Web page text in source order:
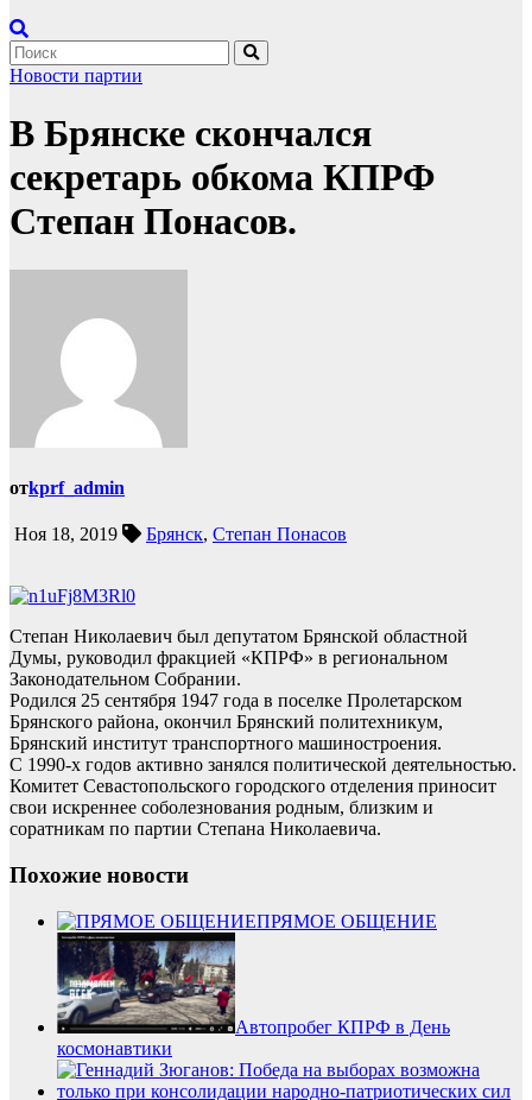
Новости партии
В Брянске скончался
секретарь обкома КПРФ
Степан Понасов.
отkprf_admin
Ноя 18, 2019 Брянск, Степан Понасов
Степан Николаевич был депутатом Брянской областной
Думы, руководил фракцией «КПРФ» в региональном
Законодательном Собрании.
Родился 25 сентября 1947 года в поселке Пролетарском
Брянского района, окончил Брянский политехникум,
Брянский институт транспортного машиностроения.
С 1990-х годов активно занялся политической деятельностью.
Комитет Севастопольского городского отделения приносит
свои искреннее соболезнования родным, близким и
соратникам по партии Степана Николаевича.
Похожие новости
ПРЯМОЕ ОБЩЕНИЕ
Автопробег КПРФ в День
космонавтики